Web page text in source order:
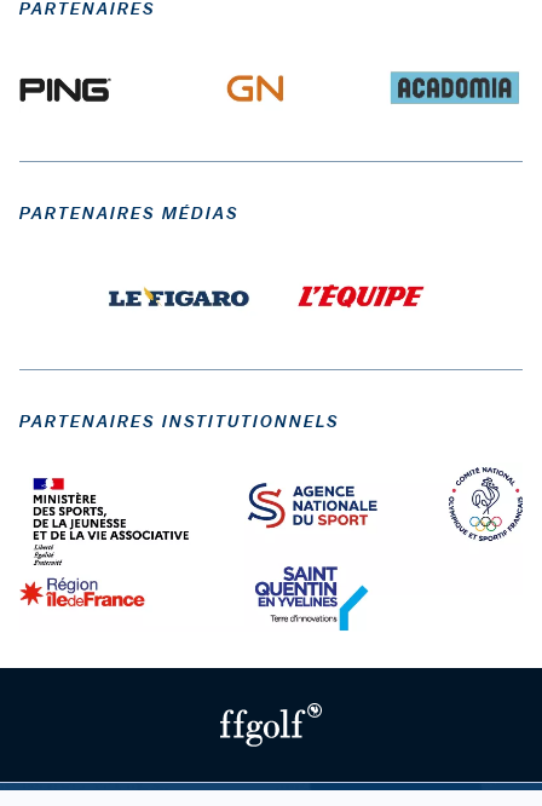
PARTENAIRES
PARTENAIRES MÉDIAS
PARTENAIRES INSTITUTIONNELS